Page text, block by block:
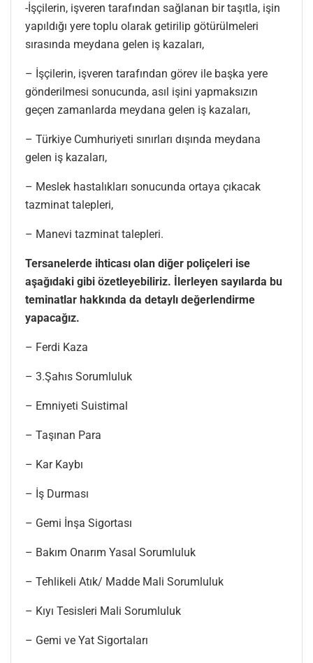
-İşçilerin, işveren tarafından sağlanan bir taşıtla, işin
yapıldığı yere toplu olarak getirilip götürülmeleri
sırasında meydana gelen iş kazaları,
– İşçilerin, işveren tarafından görev ile başka yere
gönderilmesi sonucunda, asıl işini yapmaksızın
geçen zamanlarda meydana gelen iş kazaları,
– Türkiye Cumhuriyeti sınırları dışında meydana
gelen iş kazaları,
– Meslek hastalıkları sonucunda ortaya çıkacak
tazminat talepleri,
– Manevi tazminat talepleri.
Tersanelerde ihticası olan diğer poliçeleri ise
aşağıdaki gibi özetleyebiliriz. İlerleyen sayılarda bu
teminatlar hakkında da detaylı değerlendirme
yapacağız.
– Ferdi Kaza
– 3.Şahıs Sorumluluk
– Emniyeti Suistimal
– Taşınan Para
– Kar Kaybı
– İş Durması
– Gemi İnşa Sigortası
– Bakım Onarım Yasal Sorumluluk
– Tehlikeli Atık/ Madde Mali Sorumluluk
– Kıyı Tesisleri Mali Sorumluluk
– Gemi ve Yat Sigortaları